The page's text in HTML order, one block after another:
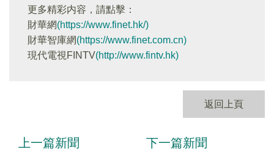
更多精彩内容，請點擊：
財華網(https://www.finet.hk/)
財華智庫網(https://www.finet.com.cn)
現代電視FINTV(http://www.fintv.hk)
返回上頁
上一篇新聞 下一篇新聞